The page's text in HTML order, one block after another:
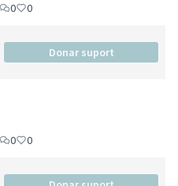
0 0
Donar suport
0 0